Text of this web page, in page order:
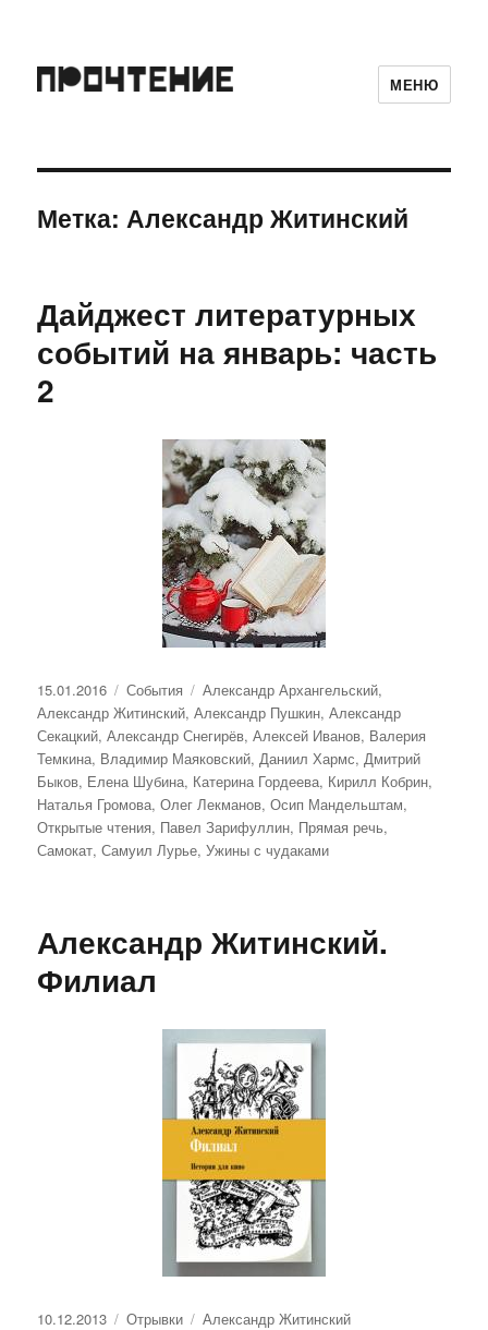
МЕНЮ
Метка:Александр Житинский
Дайджест литературных
событий на январь: часть
2
Опубликовано
15.01.2016 Рубрики
События Метки
Александр Архангельский,
Александр Житинский,Александр Пушкин,Александр
Секацкий,Александр Снегирёв,Алексей Иванов, Валерия
Темкина, Владимир Маяковский,Даниил Хармс,Дмитрий
Быков, Елена Шубина, Катерина Гордеева, Кирилл Кобрин,
Наталья Громова,Олег Лекманов,Осип Мандельштам,
Открытые чтения, Павел Зарифуллин, Прямая речь,
Самокат,Самуил Лурье,Ужины с чудаками
Александр Житинский.
Филиал
Опубликовано
10.12.2013 Рубрики
Отрывки Метки
Александр Житинский